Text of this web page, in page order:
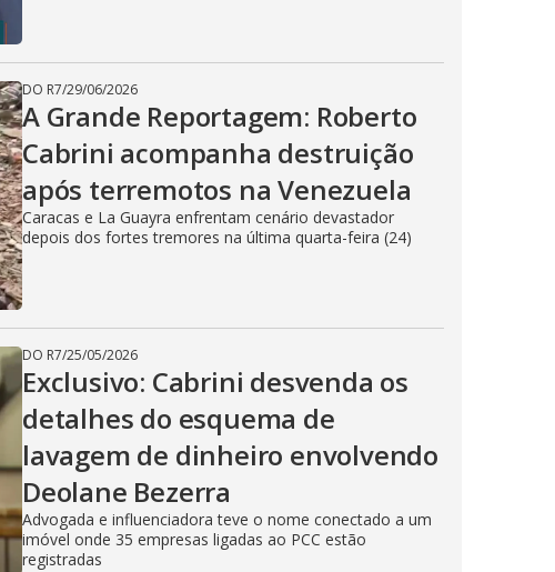
DO R7/29/06/2026
A Grande Reportagem: Roberto
Cabrini acompanha destruição
após terremotos na Venezuela
Caracas e La Guayra enfrentam cenário devastador
depois dos fortes tremores na última quarta-feira (24)
DO R7/25/05/2026
Exclusivo: Cabrini desvenda os
detalhes do esquema de
lavagem de dinheiro envolvendo
Deolane Bezerra
Advogada e influenciadora teve o nome conectado a um
imóvel onde 35 empresas ligadas ao PCC estão
registradas